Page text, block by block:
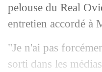
pelouse du Real
entretien accordé à
"Je n'ai pas
sorti dans les
08/09 EdF :
08/09 Athletic: